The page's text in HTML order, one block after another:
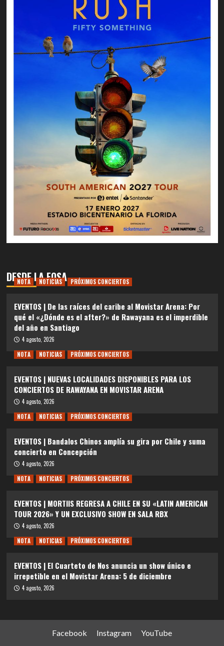
DESDE LA FOSA
NOTA NOTICIAS PRÓXIMOS CONCIERTOS
EVENTOS | De las raíces del caribe al Movistar Arena: Por
qué el «¿Dónde es el after?» de Rawayana es el imperdible
del año en Santiago
4 agosto, 2026
NOTA
NOTICIAS PRÓXIMOS CONCIERTOS
EVENTOS | NUEVAS LOCALIDADES DISPONIBLES PARA LOS
CONCIERTOS DE RAWAYANA EN MOVISTAR ARENA
4 agosto, 2026
NOTA
NOTICIAS PRÓXIMOS CONCIERTOS
EVENTOS | Bandalos Chinos amplía su gira por Chile y suma
concierto en Concepción
4 agosto, 2026
NOTA
NOTICIAS PRÓXIMOS CONCIERTOS
EVENTOS | MORTIIS REGRESA A CHILE EN SU «LATIN AMERICAN
TOUR 2026» Y UN EXCLUSIVO SHOW EN SALA RBX
4 agosto, 2026
NOTA
NOTICIAS PRÓXIMOS CONCIERTOS
EVENTOS | El Cuarteto de Nos anuncia un show único e
irrepetible en el Movistar Arena: 5 de diciembre
4 agosto, 2026
Facebook Instagram YouTube